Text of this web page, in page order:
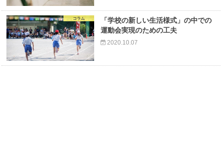
コラム
「学校の新しい生活様式」の中での
運動会実現のための工夫
2020.10.07